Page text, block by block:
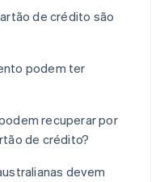
de crédito são
podem ter
recuperar por
de crédito?
devem